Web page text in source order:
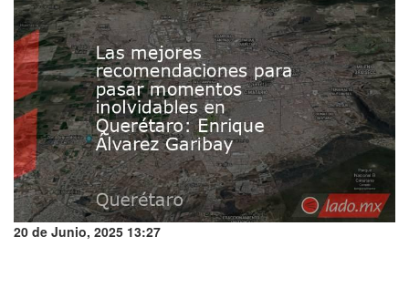
20 de Junio, 2025 13:27